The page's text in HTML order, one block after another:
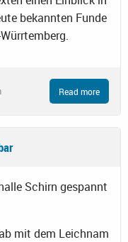
bekannten Funde
Read more
Schirn gespannt
mit dem Leichnam